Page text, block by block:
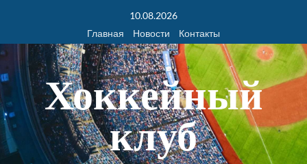
10.08.2026
Главная
Новости Контакты
Хоккейный
клуб